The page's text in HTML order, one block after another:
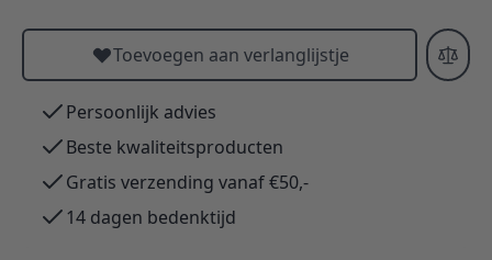
Toevoegen aan verlanglijstje
Persoonlijk advies
Beste kwaliteitsproducten
Gratis verzending vanaf €50,-
14 dagen bedenktijd